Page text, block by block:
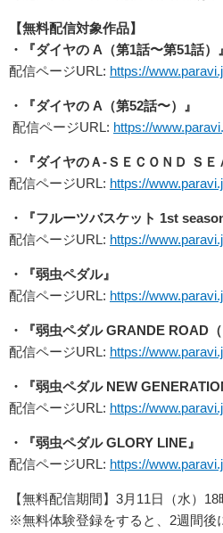
【無料配信対象作品】
・『ダイヤの A（第1話〜第51話）』
配信ページURL: https://
・『ダイヤの A（第52話〜）』
配信ページURL: https://
・『ダイヤのＡ-ＳＥＣＯＮＤ ＳＥ
配信ページURL: https://
・『フルーツバスケット 1st season
配信ページURL: https://
・『弱⾍ペダル』
配信ページURL: https://
・『弱⾍ペダル GRANDE ROAD（
配信ページURL: https://
・『弱⾍ペダル NEW
配信ページURL: https://
・『弱⾍ペダル GLORY LINE』
配信ページURL: https://
【無料配信期間】3⽉11⽇（⽔）
※無料体験登録をすると、2週間後